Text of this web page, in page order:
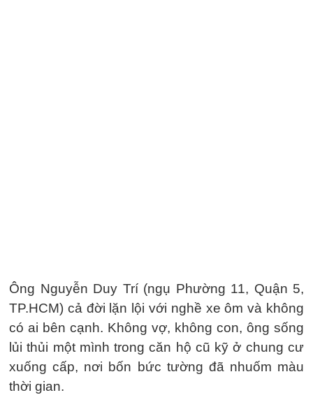
Ông Nguyễn Duy Trí (ngụ Phường 11, Quận 5,
TP.HCM) cả đời lặn lội với nghề xe ôm và không
có ai bên cạnh. Không vợ, không con, ông sống
lủi thủi một mình trong căn hộ cũ kỹ ở chung cư
xuống cấp, nơi bốn bức tường đã nhuốm màu
thời gian.